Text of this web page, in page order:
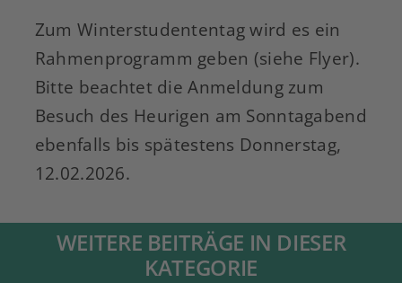
Zum Winterstudententag wird es ein
Rahmenprogramm geben (siehe Flyer).
Bitte beachtet die Anmeldung zum
Besuch des Heurigen am Sonntagabend
ebenfalls bis spätestens Donnerstag,
12.02.2026.
WEITERE BEITRÄGE IN DIESER
KATEGORIE